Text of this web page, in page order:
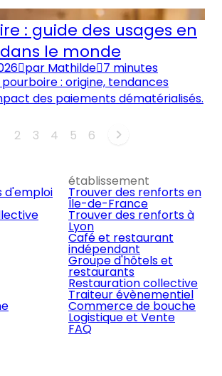
: guide des usages en
le monde
par Mathilde 7 minutes
: origine, tendances
des paiements dématérialisés.
2 3 4 5 6
d'emploi
établissement
Trouver des renforts en
Île-de-France
Trouver des renforts à
Lyon
Café et restaurant
indépendant
Groupe d'hôtels et
restaurants
Restauration collective
Traiteur évènementiel
Commerce de bouche
Logistique et Vente
FAQ